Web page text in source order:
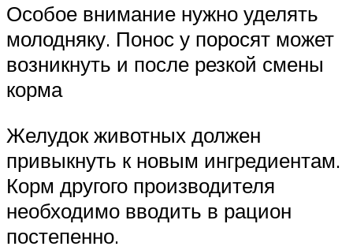
Особое внимание нужно уделять
молодняку. Понос у поросят может
возникнуть и после резкой смены
корма
Желудок животных должен
привыкнуть к новым ингредиентам.
Корм другого производителя
необходимо вводить в рацион
постепенно.